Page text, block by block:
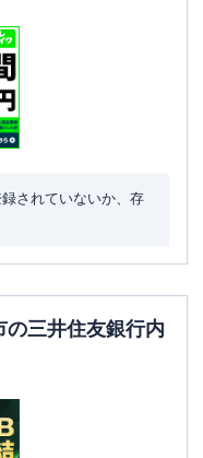
されていないか、存
三井住友銀行内